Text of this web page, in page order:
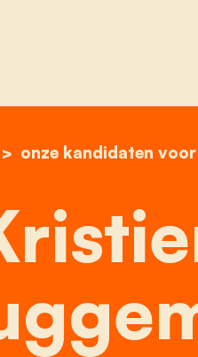
home
onze kandidatenkristien